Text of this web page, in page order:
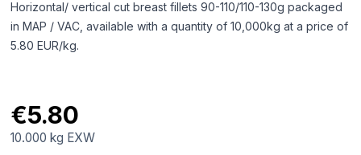
Horizontal/ vertical cut breast fillets 90-110/110-130g packaged
in MAP / VAC, available with a quantity of 10,000kg at a price of
5.80 EUR/kg.
€5.80
10.000 kg EXW